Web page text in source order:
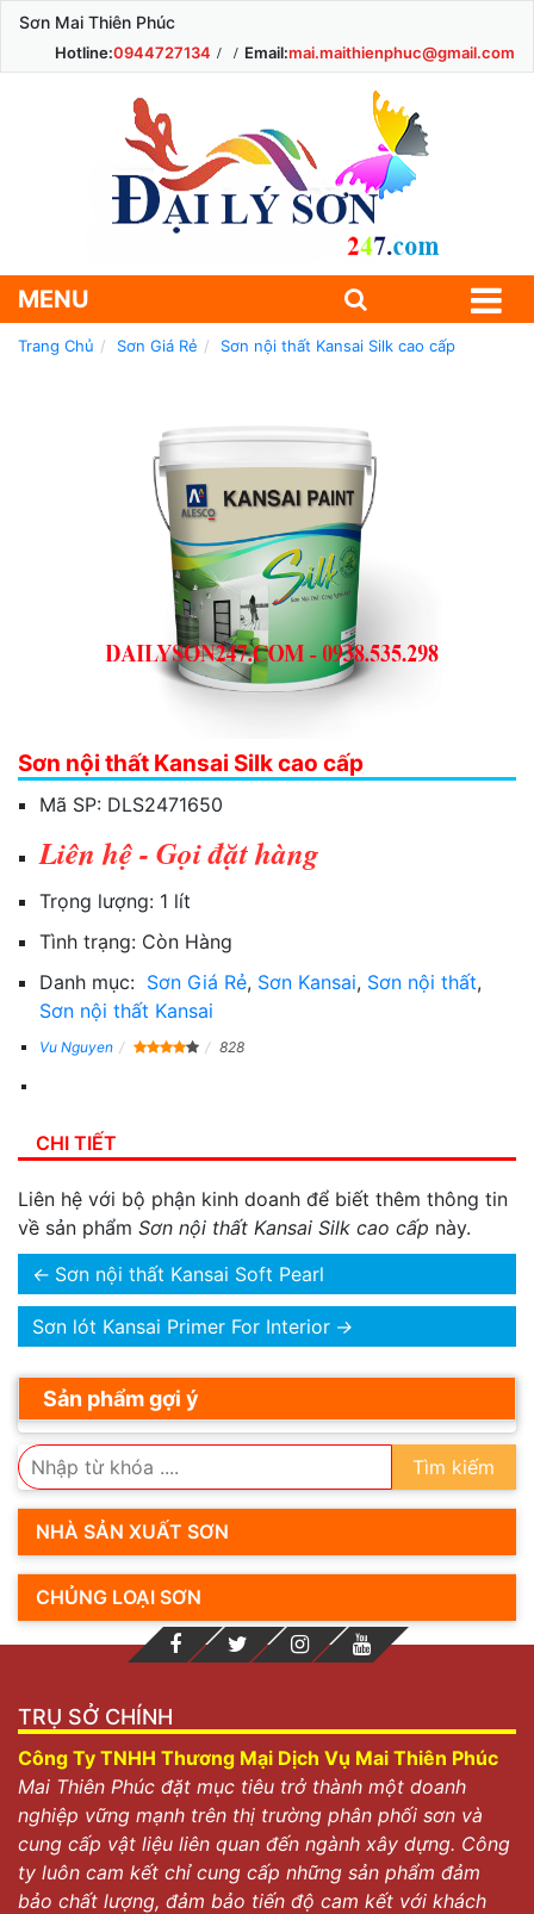
Sơn Mai Thiên Phúc
Hotline:0944727134 Email:mai.maithienphuc@gmail.com
MENU
Trang Chủ Sơn Giá Rẻ Sơn nội thất Kansai Silk cao cấp
Sơn nội thất Kansai Silk cao cấp
Mã SP: DLS2471650
Liên hệ - Gọi đặt hàng
Trọng lượng: 1 lít
Tình trạng: Còn Hàng
Danh mục: Sơn Giá Rẻ, Sơn Kansai, Sơn nội thất,
Sơn nội thất Kansai
Vu Nguyen 828
CHI TIẾT
Liên hệ với bộ phận kinh doanh để biết thêm thông tin
về sản phẩm Sơn nội thất Kansai Silk cao cấp này.
← Sơn nội thất Kansai Soft Pearl
Sơn lót Kansai Primer For Interior →
Sản phẩm gợi ý
Tìm kiếm
NHÀ SẢN XUẤT SƠN
CHỦNG LOẠI SƠN
TRỤ SỞ CHÍNH
Công Ty TNHH Thương Mại Dịch Vụ Mai Thiên Phúc
Mai Thiên Phúc đặt mục tiêu trở thành một doanh
nghiệp vững mạnh trên thị trường phân phối sơn và
cung cấp vật liệu liên quan đến ngành xây dựng. Công
ty luôn cam kết chỉ cung cấp những sản phẩm đảm
bảo chất lượng, đảm bảo tiến độ cam kết với khách